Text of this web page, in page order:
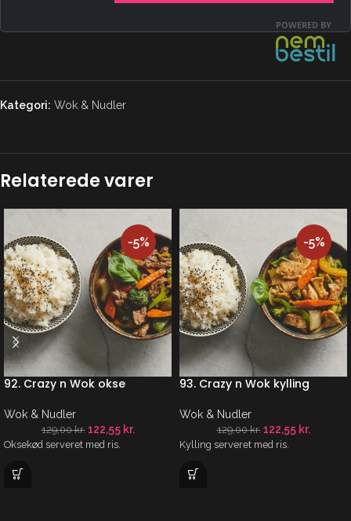
Kategori: Wok & Nudler
Relaterede varer
-5%
92. Crazy n Wok okse
Wok & Nudler
129,00kr. 122,55 kr.
Oksekød serveret med ris.
-5%
93. Crazy n Wok kylling
Wok & Nudler
129,00kr. 122,55 kr.
Kylling serveret med ris.